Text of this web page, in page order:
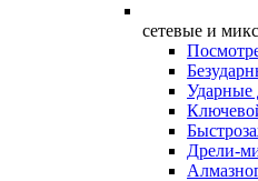
сетевые и
Ударные
Дрели-